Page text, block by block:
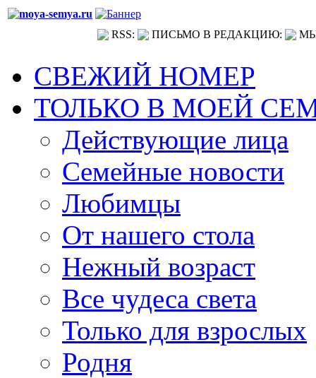
RSS: ПИСЬМО В РЕДАКЦИЮ:
СВЕЖИЙ НОМЕР
ТОЛЬКО В МОЕЙ
Действующие лица
Семейные новости
Любимцы
От нашего стола
Нежный возраст
Все чудеса света
Только для взрослых
Родня